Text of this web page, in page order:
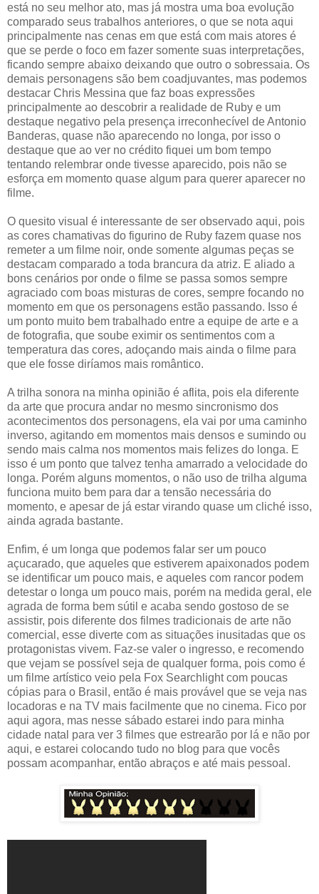
está no seu melhor ato, mas já mostra uma boa evolução
comparado seus trabalhos anteriores, o que se nota aqui
principalmente nas cenas em que está com mais atores é
que se perde o foco em fazer somente suas interpretações,
ficando sempre abaixo deixando que outro o sobressaia. Os
demais personagens são bem coadjuvantes, mas podemos
destacar Chris Messina que faz boas expressões
principalmente ao descobrir a realidade de Ruby e um
destaque negativo pela presença irreconhecível de Antonio
Banderas, quase não aparecendo no longa, por isso o
destaque que ao ver no crédito fiquei um bom tempo
tentando relembrar onde tivesse aparecido, pois não se
esforça em momento quase algum para querer aparecer no
filme.
O quesito visual é interessante de ser observado aqui, pois
as cores chamativas do figurino de Ruby fazem quase nos
remeter a um filme noir, onde somente algumas peças se
destacam comparado a toda brancura da atriz. E aliado a
bons cenários por onde o filme se passa somos sempre
agraciado com boas misturas de cores, sempre focando no
momento em que os personagens estão passando. Isso é
um ponto muito bem trabalhado entre a equipe de arte e a
de fotografia, que soube eximir os sentimentos com a
temperatura das cores, adoçando mais ainda o filme para
que ele fosse diríamos mais romântico.
A trilha sonora na minha opinião é aflita, pois ela diferente
da arte que procura andar no mesmo sincronismo dos
acontecimentos dos personagens, ela vai por uma caminho
inverso, agitando em momentos mais densos e sumindo ou
sendo mais calma nos momentos mais felizes do longa. E
isso é um ponto que talvez tenha amarrado a velocidade do
longa. Porém alguns momentos, o não uso de trilha alguma
funciona muito bem para dar a tensão necessária do
momento, e apesar de já estar virando quase um cliché isso,
ainda agrada bastante.
Enfim, é um longa que podemos falar ser um pouco
açucarado, que aqueles que estiverem apaixonados podem
se identificar um pouco mais, e aqueles com rancor podem
detestar o longa um pouco mais, porém na medida geral, ele
agrada de forma bem sútil e acaba sendo gostoso de se
assistir, pois diferente dos filmes tradicionais de arte não
comercial, esse diverte com as situações inusitadas que os
protagonistas vivem. Faz-se valer o ingresso, e recomendo
que vejam se possível seja de qualquer forma, pois como é
um filme artístico veio pela Fox Searchlight com poucas
cópias para o Brasil, então é mais provável que se veja nas
locadoras e na TV mais facilmente que no cinema. Fico por
aqui agora, mas nesse sábado estarei indo para minha
cidade natal para ver 3 filmes que estrearão por lá e não por
aqui, e estarei colocando tudo no blog para que vocês
possam acompanhar, então abraços e até mais pessoal.